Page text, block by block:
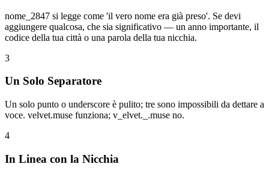
nome_2847 si legge come 'il vero nome era già preso'. Se devi
aggiungere qualcosa, che sia significativo — un anno importante, il
codice della tua città o una parola della tua nicchia.
3
Un Solo Separatore
Un solo punto o underscore è pulito; tre sono impossibili da dettare a
voce. velvet.muse funziona; v_elvet._.muse no.
4
In Linea con la Nicchia